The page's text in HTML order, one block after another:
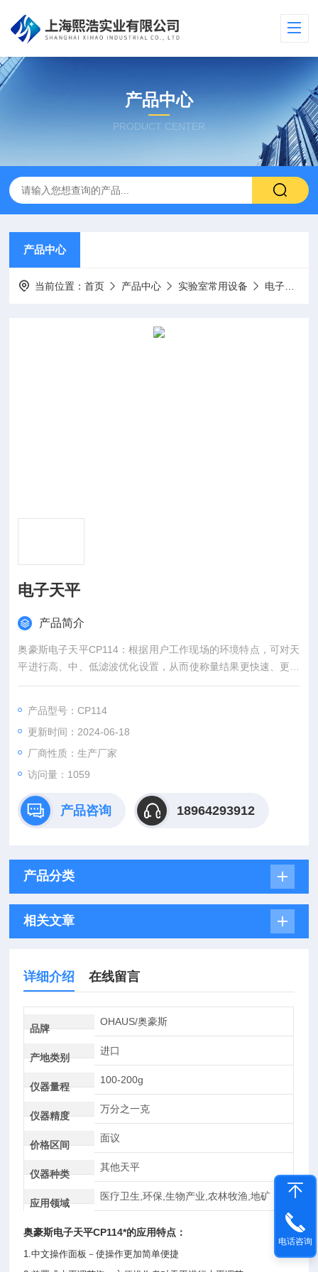
产品中心
PRODUCT CENTER
产品中心
当前位置：首页 产品中心 实验室常用设备 电子天平
电子天平
产品简介
奥豪斯电子天平CP114：根据用户工作现场的环境特点，可对天
平进行高、中、低滤波优化设置，从而使称量结果更快速、更稳
定
产品型号：CP114
更新时间：2024-06-18
厂商性质：生产厂家
访问量：1059
产品咨询 18964293912
产品分类
相关文章
详细介绍 在线留言
品牌
OHAUS/奥豪斯
产地类别
进口
仪器量程
100-200g
仪器精度
万分之一克
价格区间
面议
仪器种类
其他天平
应用领域
医疗卫生,环保,生物产业,农林牧渔,地矿
奥豪斯电子天平CP114*的应用特点：
1.中文操作面板－使操作更加简单便捷
电话咨询